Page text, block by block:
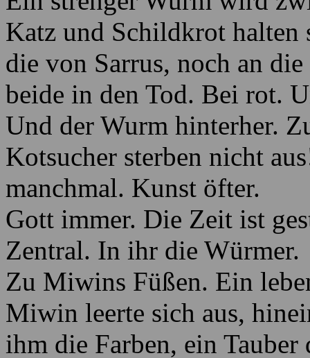
Katz und Schildkrot halten
die von Sarrus, noch an
beide in den Tod. Bei rot.
Und der Wurm hinterher.
Kotsucher sterben nicht
manchmal. Kunst öfter.
Gott immer. Die Zeit ist
Zentral. In ihr die Würmer.
Zu Miwins Füßen. Ein
Miwin leerte sich aus,
ihm die Farben, ein